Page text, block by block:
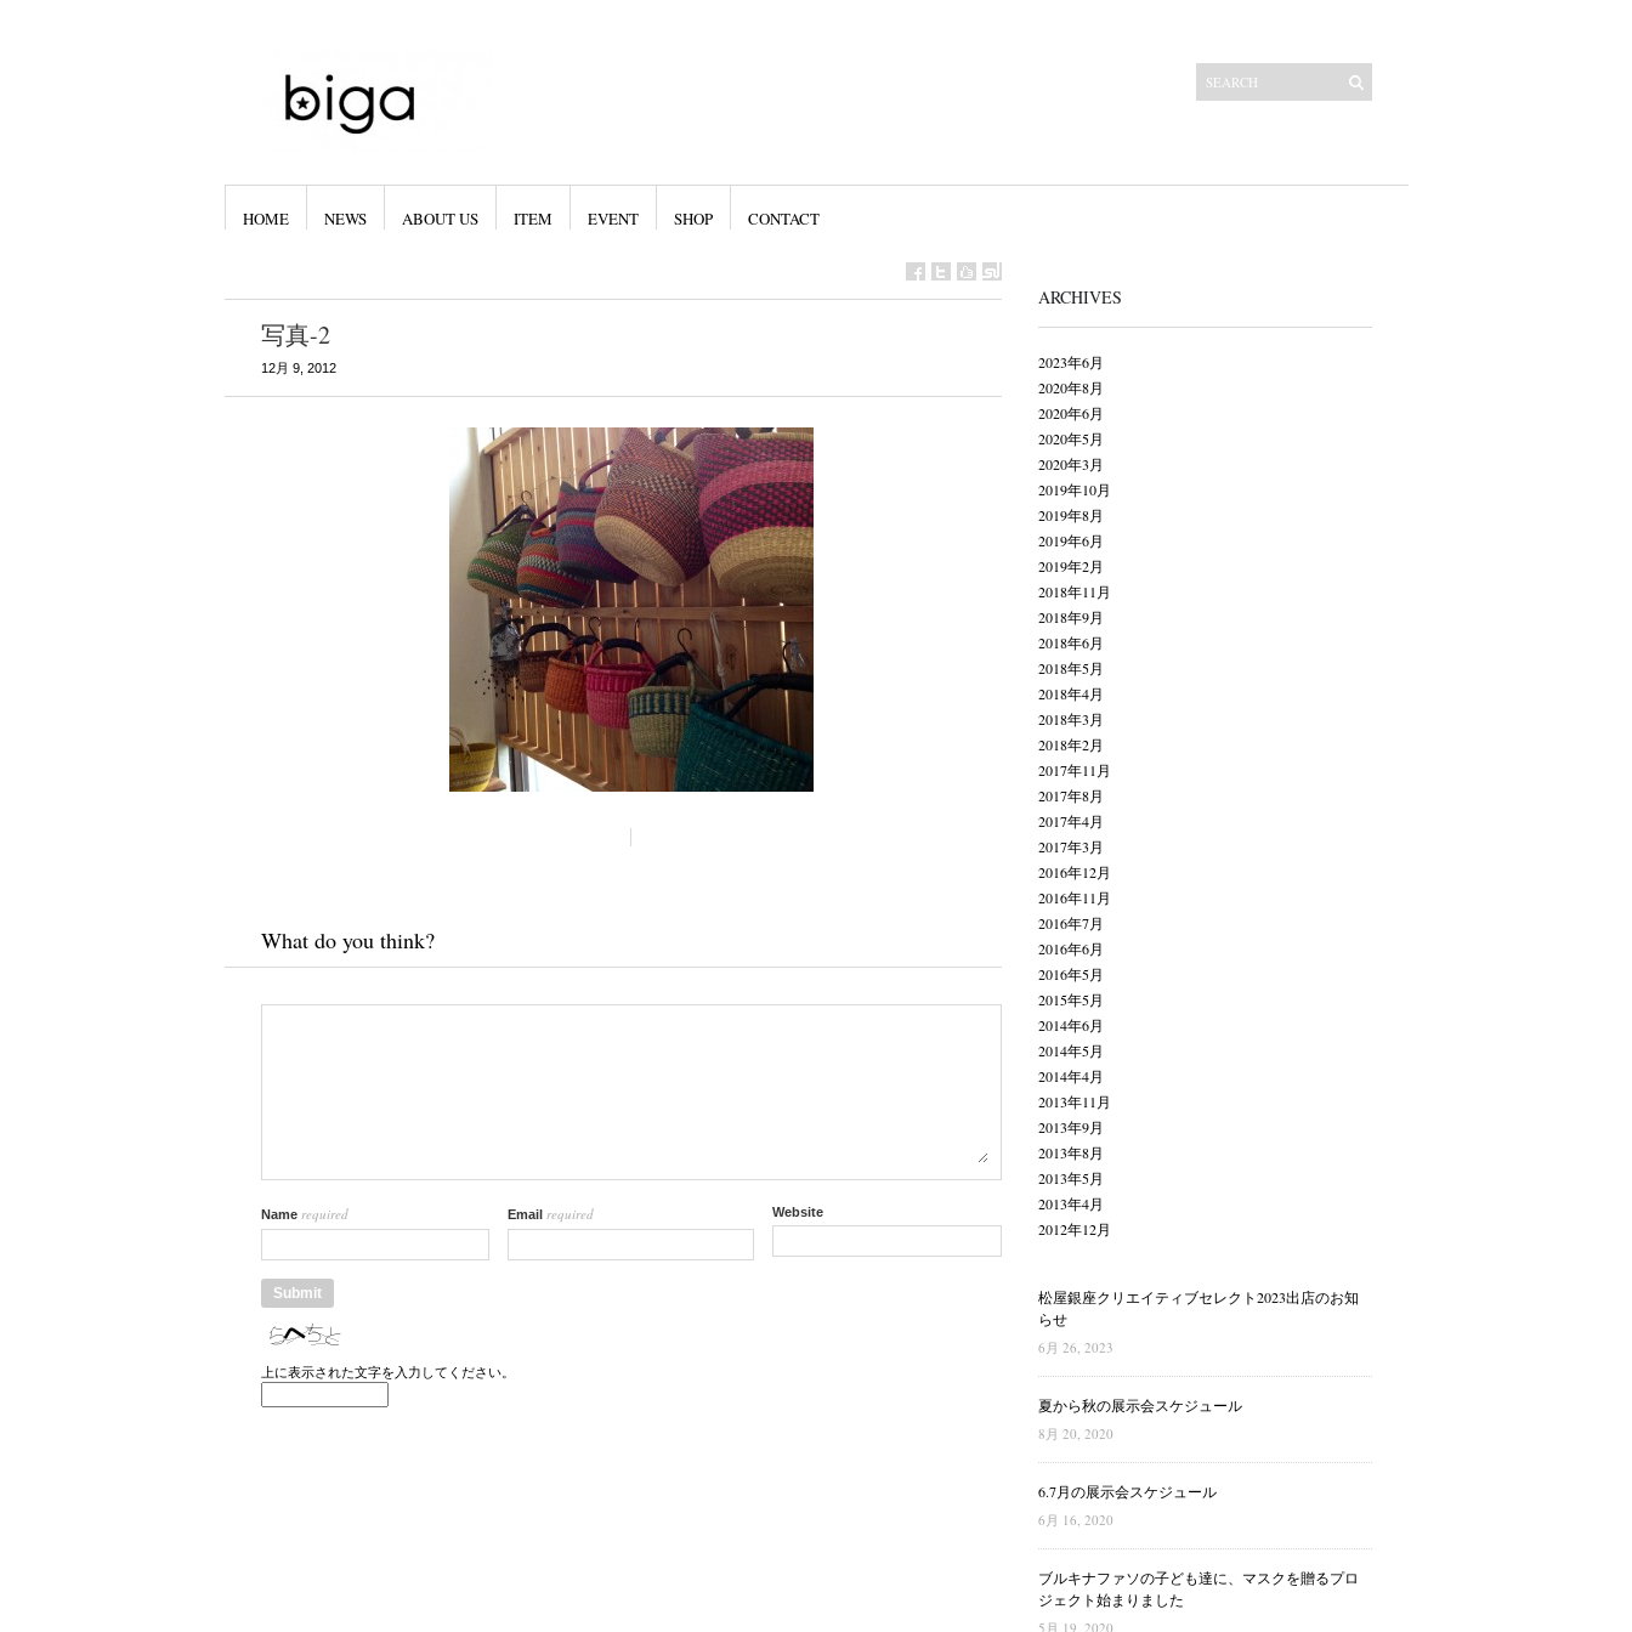
HOME NEWS ABOUT US ITEM EVENT SHOP CONTACT
写真-2
12月 9, 2012
What do you think?
Name required Email required Website
上に表示された文字を入力してください。
ARCHIVES
2023年6月
2020年8月
2020年6月
2020年5月
2020年3月
2019年10月
2019年8月
2019年6月
2019年2月
2018年11月
2018年9月
2018年6月
2018年5月
2018年4月
2018年3月
2018年2月
2017年11月
2017年8月
2017年4月
2017年3月
2016年12月
2016年11月
2016年7月
2016年6月
2016年5月
2015年5月
2014年6月
2014年5月
2014年4月
2013年11月
2013年9月
2013年8月
2013年5月
2013年4月
2012年12月
松屋銀座クリエイティブセレクト2023出店のお知
らせ
6月 26, 2023
夏から秋の展示会スケジュール
8月 20, 2020
6.7月の展示会スケジュール
6月 16, 2020
ブルキナファソの子ども達に、マスクを贈るプロ
ジェクト始まりました
5月 19, 2020